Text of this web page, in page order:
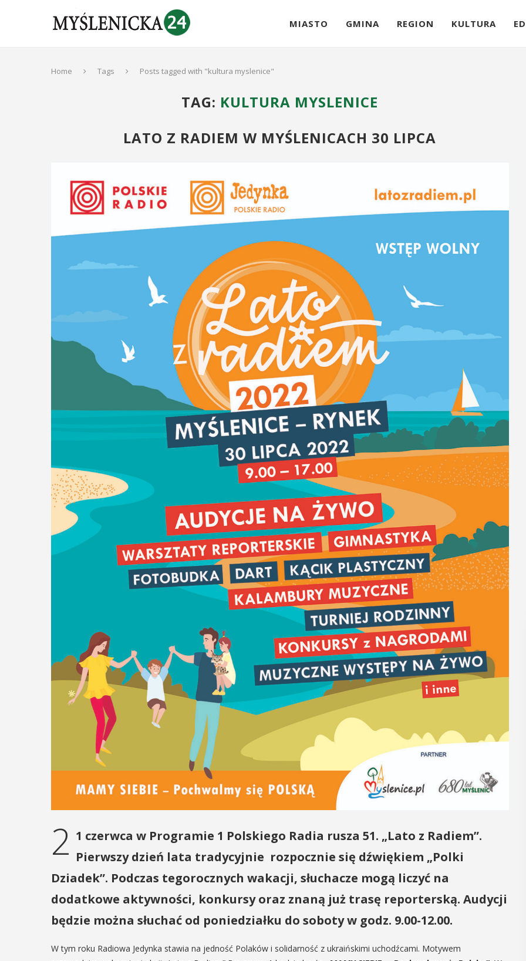
MIASTO GMINA REGION KULTURA
Home Tags Posts tagged with "kultura myslenice"
TAG: KULTURA MYSLENICE
LATO Z RADIEM W MYŚLENICACH 30 LIPCA
2 1 czerwca w Programie 1 Polskiego Radia rusza 51. „Lato z Radiem”.
Pierwszy dzień lata tradycyjnie rozpocznie się dźwiękiem „Polki
Dziadek”. Podczas tegorocznych wakacji, słuchacze mogą liczyć na
dodatkowe aktywności, konkursy oraz znaną już trasę reporterską. Audycji
będzie można słuchać od poniedziałku do soboty w godz. 9.00-12.00.
W tym roku Radiowa Jedynka stawia na jedność Polaków i solidarność z ukraińskimi uchodźcami. Motywem
i
12 MAJ
Spotkanie
Seniorów w
Jaworniku
Podczas majowego spotkania seniorzy
będą mieli wyjątkową okazję
18:00
Dzień otwarty
Biblioteki
Pedagogicznej
PROGRAM DNIA OTWARTEGO BIBLIOTEKI